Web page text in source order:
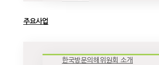
주요사업
한국방문의해위원회 소개